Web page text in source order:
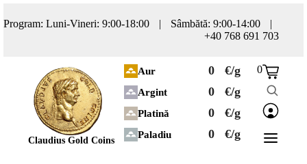
Program: Luni-Vineri: 9:00-18:00 | Sâmbătă: 9:00-14:00
|
+40 768 691 703
Claudius Gold Coins
Aur 0 €/g
Argint 0 €/g
Platină 0 €/g
Paladiu 0 €/g
0